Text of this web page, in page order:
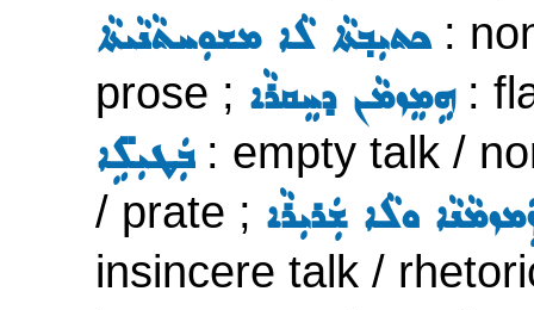
ܟܬܝܼܒ݂ܬܵܐ ܠܵܐ ܡܫܘܼܚܬܵܢܵܝܬܵܐ:
prose ; ܗܹܡܸܙܡܵܢ ܕܚܸܩܪܵܐ:
ܒܲܛܝܼܠܹ̈ܐ: empty talk /
/ prate ; ܘܠܵܐ ܫܲܪܝܼܪܵܐ
insincere talk /